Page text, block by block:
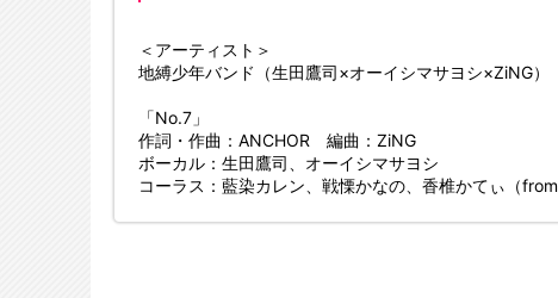
＜アーティスト＞
地縛少年バンド（生田鷹司×オーイシマサヨシ×ZiNG）
「No.7」
作詞・作曲：ANCHOR 編曲：ZiNG
ボーカル：生田鷹司、オーイシマサヨシ
コーラス：藍染カレン、戦慄かなの、香椎かてぃ（from